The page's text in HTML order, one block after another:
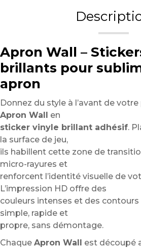
Apron Wall –
brillants pour
apron
Donnez du style à l’avant de
Apron Wall en
sticker vinyle brillant adhésif.
la surface de jeu,
ils habillent cette zone de
micro-rayures et
renforcent l’identité visuelle de
L’impression HD offre des
couleurs intenses et des
simple, rapide et
propre, sans démontage.
Chaque Apron Wall est découpé